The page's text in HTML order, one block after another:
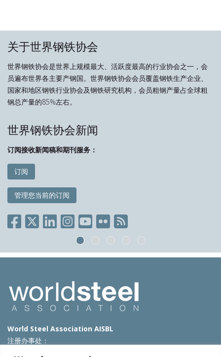
关于世界钢铁协会
世界钢铁协会是世界上规模最大、活跃度最高的行业协会之一，会
员遍布世界各主要产钢国。世界钢铁协会会员覆盖钢铁生产企业、
国家和地区钢铁行业协会及钢铁研究机构，会员粗钢产量占全球粗
钢总产量的85%左右。
世界钢铁协会新闻
订阅接收新闻稿和期刊服务：
订阅
管理您当前的订阅
World Steel Association AISBL
注册办事处：